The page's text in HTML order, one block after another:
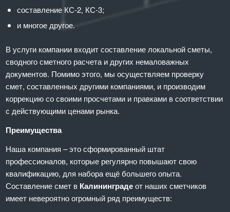
составление КС-2, КС-3;
и многое другое.
В услуги компании входит составление локальной сметы,
сводного сметного расчета и других немаловажных
документов. Помимо этого, мы осуществляем проверку
смет, составленных другими компаниями, и производим
коррекцию со своими просчетами и правками в соответствии
с действующими ценами рынка.
Преимущества
Наша компания – это сформированный штат
профессионалов, которые регулярно повышают свою
квалификацию, для набора ещё большего опыта.
Составление смет в Калининградеот наших сметчиков
имеет невероятно огромный ряд преимуществ: